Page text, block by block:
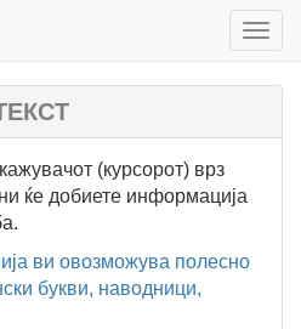
(курсорот) врз
ќе добиете информација
ви овозможува полесно
букви, наводници,